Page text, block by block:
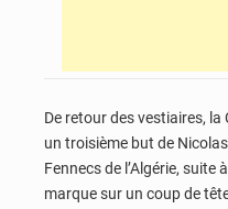
De retour des vestiaires, la
un troisième but de
Fennecs de l’Algérie, suite
marque sur un coup de